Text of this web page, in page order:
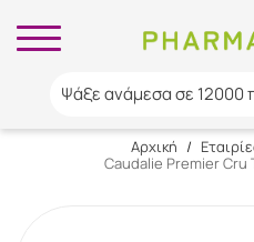
Ψάξε ανάμεσα σε 12000
Αρχική /
Caudalie Premier Cru